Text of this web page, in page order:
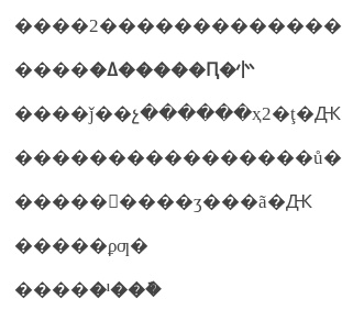
���� �ߡ�����Ԥ�㣺
����ǰ��չ������ҳ2�ţ�Ԫ
���������ʒ���ã�Ԫ
�����ϼƣ�
�����ˡ��ܽ�